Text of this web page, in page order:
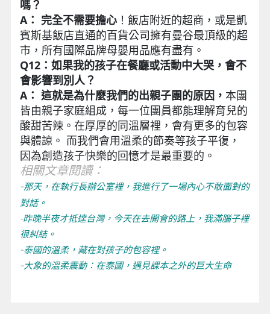
嗎？
A： 完全不需要擔心！飯店附近的超商，或是凱
賓斯基飯店直通的百貨公司擁有曼谷最頂級的超
市，所有國際品牌母嬰用品應有盡有。
Q12：如果我的孩子在餐廳或活動中大哭，會不
會影響到別人？
A： 這就是為什麼我們的出親子團的原因， 本團
皆由親子家庭組成，每一位團員都能理解育兒的
酸甜苦辣。在厚厚的同溫層裡，會有更多的包容
與體諒。 而我們會用溫柔的節奏等孩子平復，
因為創造孩子快樂的回憶才是最重要的。
相關文章閱讀：
-那天，在執行長辦公室裡，我進行了一場內心不敢面對的
對話。
-昨晚半夜才抵達台灣，今天在去開會的路上，我滿腦子裡
很糾結。
-泰國的溫柔，藏在對孩子的包容裡。
-大象的溫柔震動：在泰國，遇見課本之外的巨大生命